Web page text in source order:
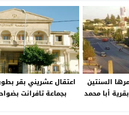
السنتين
أبا محمد
اعتقال عشريني بقر
بجماعة تافرانت